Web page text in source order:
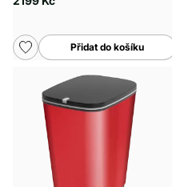
Přidat do košíku